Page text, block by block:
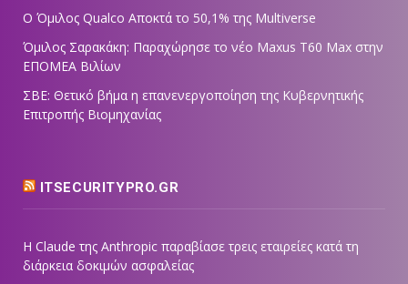
Ο Όμιλος Qualco Αποκτά το 50,1% της Multiverse
Όμιλος Σαρακάκη: Παραχώρησε το νέο Maxus T60 Max στην
ΕΠΟΜΕΑ Βιλίων
ΣΒΕ: Θετικό βήμα η επανενεργοποίηση της Κυβερνητικής
Επιτροπής Βιομηχανίας
ITSECURITYPRO.GR
Η Claude της Anthropic παραβίασε τρεις εταιρείες κατά τη
διάρκεια δοκιμών ασφαλείας